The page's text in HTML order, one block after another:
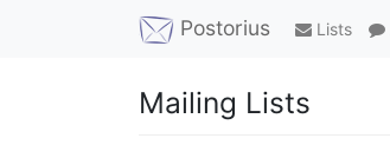
Postorius Lists
Mailing Lists